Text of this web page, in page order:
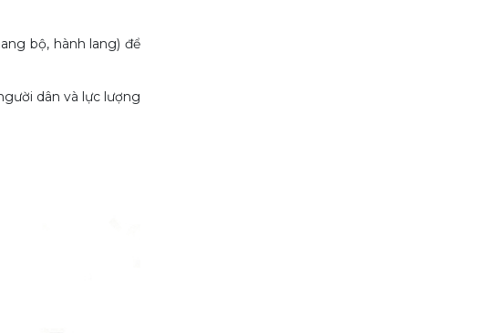
bộ, hành lang) để
dân và lực lượng